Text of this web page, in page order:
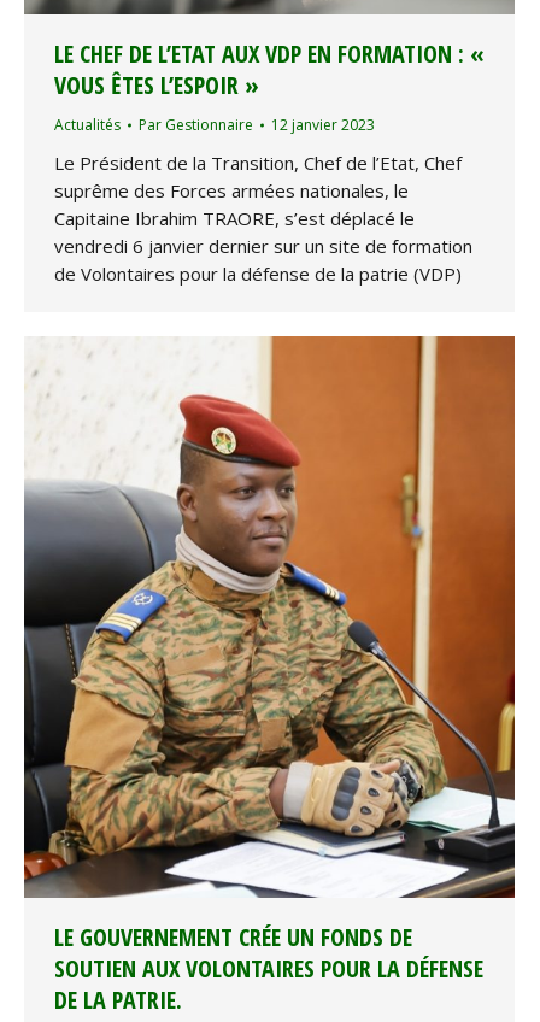
LE CHEF DE L’ETAT AUX VDP EN FORMATION : «
VOUS ÊTES L’ESPOIR »
Actualités Par Gestionnaire 12 janvier 2023
Le Président de la Transition, Chef de l’Etat, Chef
suprême des Forces armées nationales, le
Capitaine Ibrahim TRAORE, s’est déplacé le
vendredi 6 janvier dernier sur un site de formation
de Volontaires pour la défense de la patrie (VDP)
LE GOUVERNEMENT CRÉE UN FONDS DE
SOUTIEN AUX VOLONTAIRES POUR LA DÉFENSE
DE LA PATRIE.